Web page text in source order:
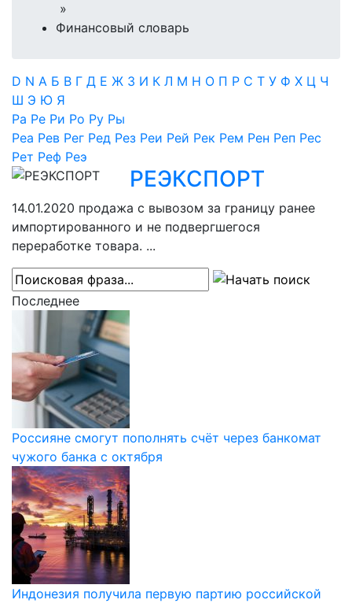
»
Финансовый словарь
D N А Б В Г Д Е Ж З И К Л М Н О П Р С Т У Ф Х Ц Ч
Ш Э Ю Я
Ра Ре Ри Ро Ру Ры
Реа Рев Рег Ред Рез Реи Рей Рек Рем Рен Реп Рес
Рет Реф Реэ
РЕЭКСПОРТ
14.01.2020 продажа с вывозом за границу ранее
импортированного и не подвергшегося
переработке товара. ...
Последнее
Россияне смогут пополнять счёт через банкомат
чужого банка с октября
Индонезия получила первую партию российской